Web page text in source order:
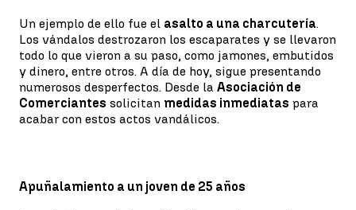
Un ejemplo de ello fue el asalto a una charcutería.
Los vándalos destrozaron los escaparates y se llevaron
todo lo que vieron a su paso, como jamones, embutidos
y dinero, entre otros. A día de hoy, sigue presentando
numerosos desperfectos. Desde la Asociación de
Comerciantes solicitan medidas inmediatas para
acabar con estos actos vandálicos.
Apuñalamiento a un joven de 25 años